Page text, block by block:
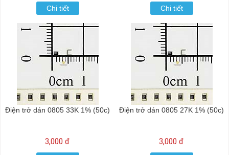
Chi tiết Chi tiết
Điện trở dán 0805 33K 1% (50c)
3,000 đ
Điện trở dán 0805 27K 1% (50c)
3,000 đ